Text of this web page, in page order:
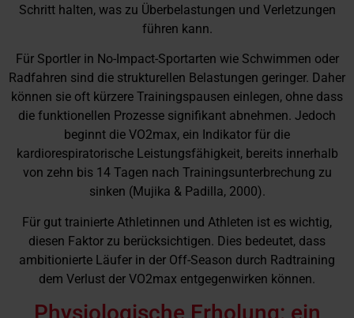
Schritt halten, was zu Überbelastungen und Verletzungen
führen kann.
Für Sportler in No-Impact-Sportarten wie Schwimmen oder
Radfahren sind die strukturellen Belastungen geringer. Daher
können sie oft kürzere Trainingspausen einlegen, ohne dass
die funktionellen Prozesse signifikant abnehmen. Jedoch
beginnt die VO2max, ein Indikator für die
kardiorespiratorische Leistungsfähigkeit, bereits innerhalb
von zehn bis 14 Tagen nach Trainingsunterbrechung zu
sinken (Mujika & Padilla, 2000).
Für gut trainierte Athletinnen und Athleten ist es wichtig,
diesen Faktor zu berücksichtigen. Dies bedeutet, dass
ambitionierte Läufer in der Off-Season durch Radtraining
dem Verlust der VO2max entgegenwirken können.